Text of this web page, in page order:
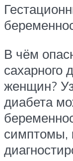
В чём
сахарного
женщин?
диабета
симптомы,